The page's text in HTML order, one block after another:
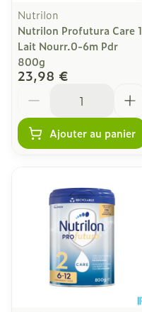
Nutrilon
Nutrilon Profutura Care 1
Lait Nourr.0-6m Pdr
800g
23,98 €
Ajouter au panier